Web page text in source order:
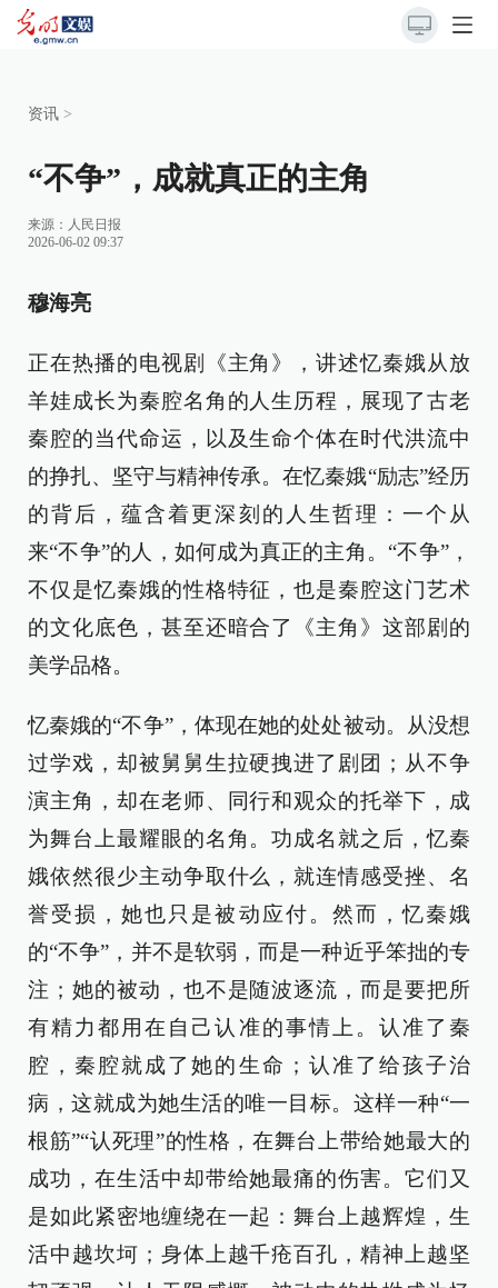
资讯 >
“不争”，成就真正的主角
来源： 人民日报
2026-06-02 09:37
穆海亮
正在热播的电视剧《主角》，讲述忆秦娥从放
羊娃成长为秦腔名角的人生历程，展现了古老
秦腔的当代命运，以及生命个体在时代洪流中
的挣扎、坚守与精神传承。在忆秦娥“励志”经历
的背后，蕴含着更深刻的人生哲理：一个从
来“不争”的人，如何成为真正的主角。“不争”，
不仅是忆秦娥的性格特征，也是秦腔这门艺术
的文化底色，甚至还暗合了《主角》这部剧的
美学品格。
忆秦娥的“不争”，体现在她的处处被动。从没想
过学戏，却被舅舅生拉硬拽进了剧团；从不争
演主角，却在老师、同行和观众的托举下，成
为舞台上最耀眼的名角。功成名就之后，忆秦
娥依然很少主动争取什么，就连情感受挫、名
誉受损，她也只是被动应付。然而，忆秦娥
的“不争”，并不是软弱，而是一种近乎笨拙的专
注；她的被动，也不是随波逐流，而是要把所
有精力都用在自己认准的事情上。认准了秦
腔，秦腔就成了她的生命；认准了给孩子治
病，这就成为她生活的唯一目标。这样一种“一
根筋”“认死理”的性格，在舞台上带给她最大的
成功，在生活中却带给她最痛的伤害。它们又
是如此紧密地缠绕在一起：舞台上越辉煌，生
活中越坎坷；身体上越千疮百孔，精神上越坚